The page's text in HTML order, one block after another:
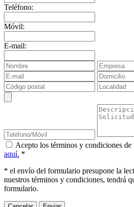
Teléfono:
Móvil:
E-mail:
Acepto los términos y condiciones de
aquí. *
* el envío del formulario presupone la
nuestros términos y condiciones, tendrá
formulario.